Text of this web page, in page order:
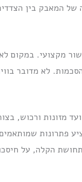
של המאבק בין
מקצועי.
לא מדובר
מזונות ורכוש,
פתרונות
הקלה, על